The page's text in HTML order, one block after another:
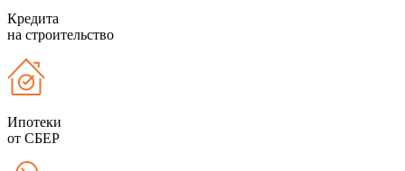
Кредита
на строительство
Ипотеки
от СБЕР